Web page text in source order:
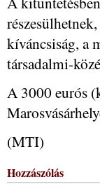
kíváncsiság, a
társadalmi-
A 3000 eurós
(MTI)
Hozzászólás